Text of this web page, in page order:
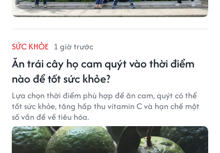
SỨC KHỎE 1 giờ trước
Ăn trái cây họ cam quýt vào thời điểm
nào để tốt sức khỏe?
Lựa chọn thời điểm phù hợp để ăn cam, quýt có thể
tốt sức khỏe, tăng hấp thu vitamin C và hạn chế một
số vấn đề về tiêu hóa.